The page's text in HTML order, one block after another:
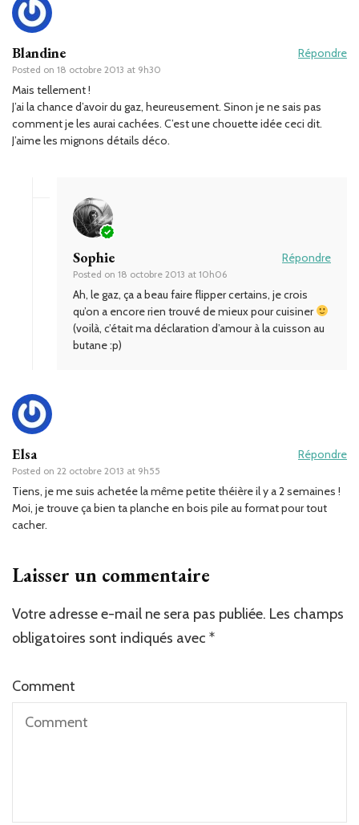
Blandine
Posted on 18 octobre 2013 at 9h30
Répondre
Mais tellement !
J’ai la chance d’avoir du gaz, heureusement. Sinon je ne sais pas
comment je les aurai cachées. C’est une chouette idée ceci dit.
J’aime les mignons détails déco.
Sophie
Posted on 18 octobre 2013 at 10h06
Répondre
Ah, le gaz, ça a beau faire flipper certains, je crois
qu’on a encore rien trouvé de mieux pour cuisiner
(voilà, c’était ma déclaration d’amour à la cuisson au
butane :p)
Elsa
Posted on 22 octobre 2013 at 9h55
Répondre
Tiens, je me suis achetée la même petite théière il y a 2 semaines !
Moi, je trouve ça bien ta planche en bois pile au format pour tout
cacher.
Laisser un commentaire
Votre adresse e-mail ne sera pas publiée. Les champs
obligatoires sont indiqués avec *
Comment